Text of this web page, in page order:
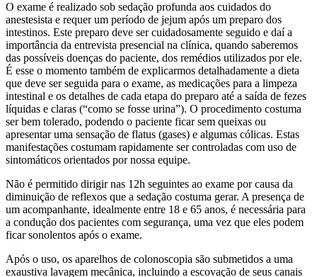
O exame é realizado sob sedação profunda aos cuidados do
anestesista e requer um período de jejum após um preparo dos
intestinos. Este preparo deve ser cuidadosamente seguido e daí a
importância da entrevista presencial na clínica, quando saberemos
das possíveis doenças do paciente, dos remédios utilizados por ele.
É esse o momento também de explicarmos detalhadamente a dieta
que deve ser seguida para o exame, as medicações para a limpeza
intestinal e os detalhes de cada etapa do preparo até a saída de fezes
líquidas e claras (“como se fosse urina”). O procedimento costuma
ser bem tolerado, podendo o paciente ficar sem queixas ou
apresentar uma sensação de flatus (gases) e algumas cólicas. Estas
manifestações costumam rapidamente ser controladas com uso de
sintomáticos orientados por nossa equipe.
Não é permitido dirigir nas 12h seguintes ao exame por causa da
diminuição de reflexos que a sedação costuma gerar. A presença de
um acompanhante, idealmente entre 18 e 65 anos, é necessária para
a condução dos pacientes com segurança, uma vez que eles podem
ficar sonolentos após o exame.
Após o uso, os aparelhos de colonoscopia são submetidos a uma
exaustiva lavagem mecânica, incluindo a escovação de seus canais